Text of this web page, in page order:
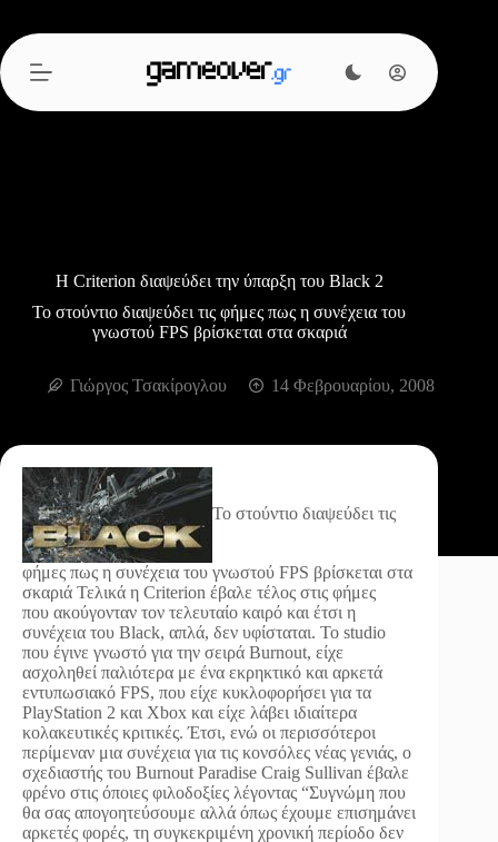
περιεχόμενο
Η Criterion διαψεύδει την ύπαρξη του Black 2
Το στούντιο διαψεύδει τις φήμες πως η συνέχεια του
γνωστού FPS βρίσκεται στα σκαριά
Γιώργος Τσακίρογλου 14 Φεβρουαρίου, 2008
Το στούντιο διαψεύδει τις
φήμες πως η συνέχεια του γνωστού FPS βρίσκεται στα
σκαριά Τελικά η Criterion έβαλε τέλος στις φήμες
που ακούγονταν τον τελευταίο καιρό και έτσι η
συνέχεια του Black, απλά, δεν υφίσταται. Το studio
που έγινε γνωστό για την σειρά Burnout, είχε
ασχοληθεί παλιότερα με ένα εκρηκτικό και αρκετά
εντυπωσιακό FPS, που είχε κυκλοφορήσει για τα
PlayStation 2 και Xbox και είχε λάβει ιδιαίτερα
κολακευτικές κριτικές. Έτσι, ενώ οι περισσότεροι
περίμεναν μια συνέχεια για τις κονσόλες νέας γενιάς, ο
σχεδιαστής του Burnout Paradise Craig Sullivan έβαλε
φρένο στις όποιες φιλοδοξίες λέγοντας “Συγνώμη που
θα σας απογοητεύσουμε αλλά όπως έχουμε επισημάνει
αρκετές φορές, τη συγκεκριμένη χρονική περίοδο δεν